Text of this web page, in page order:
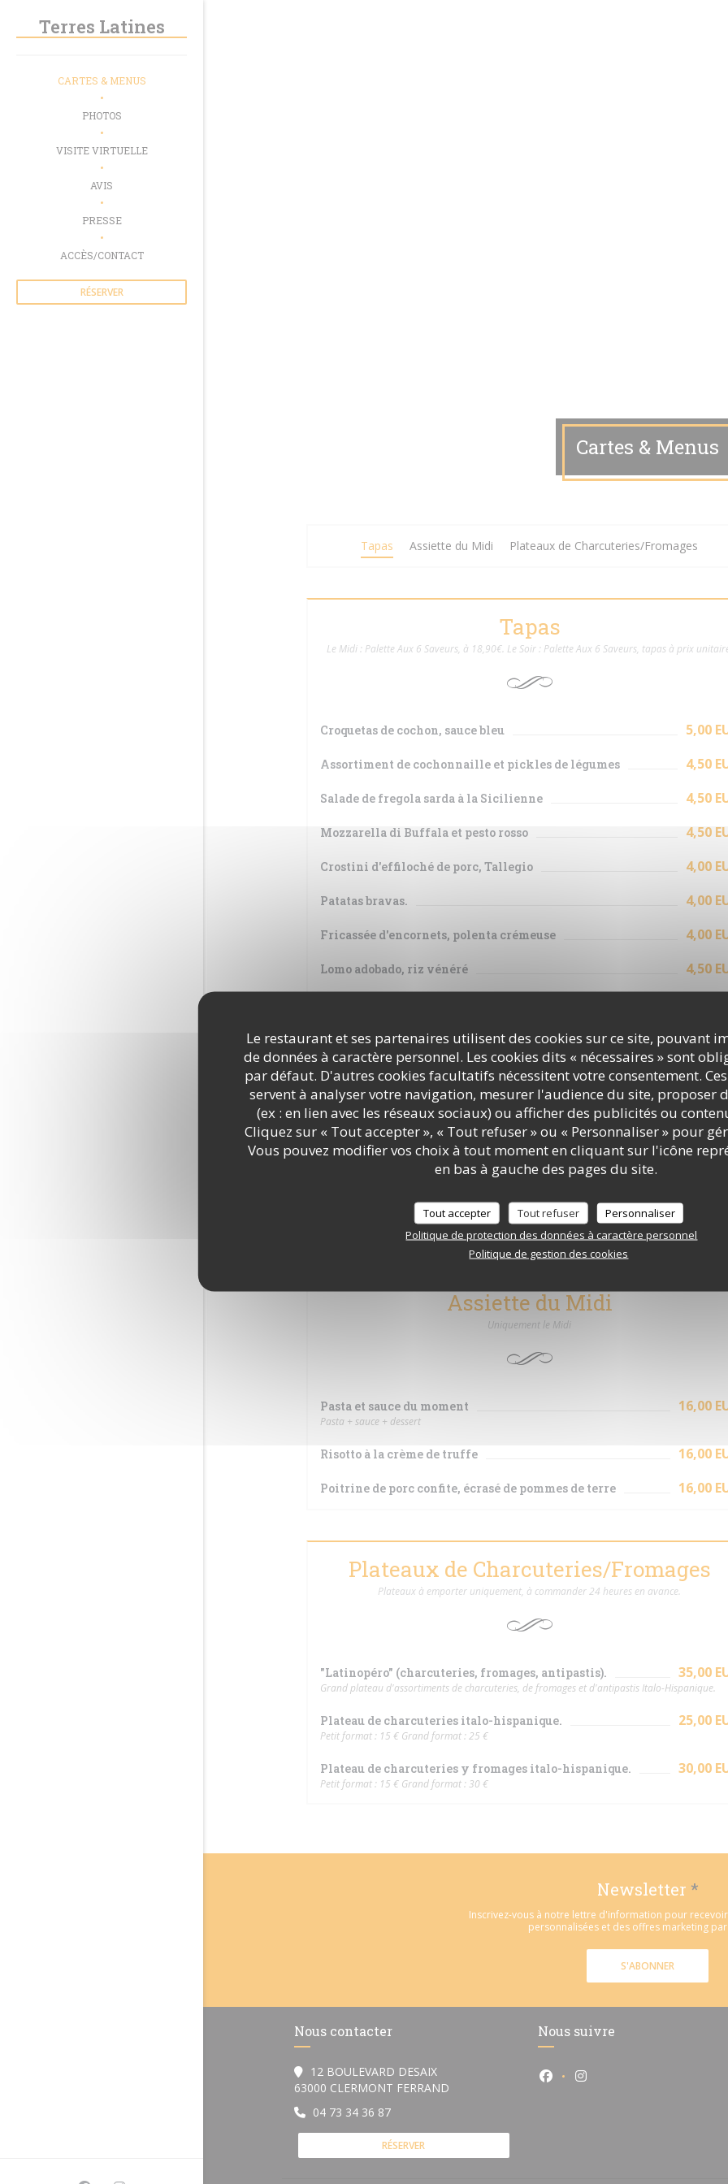
Le restaurant et ses partenaires utilisent des cookies sur ce site, pouvant
de données à caractère personnel. Les cookies dits « nécessaires » sont
par défaut. D'autres cookies facultatifs nécessitent votre consentement.
servent à analyser votre navigation, mesurer l'audience du site, proposer
(ex : en lien avec les réseaux sociaux) ou afficher des publicités ou
Cliquez sur « Tout accepter », « Tout refuser » ou « Personnaliser » pour
Vous pouvez modifier vos choix à tout moment en cliquant sur l'icône
en bas à gauche des pages du site.
Tout accepter Tout refuser
Personnaliser
Politique de protection des données à caractère personnel
Politique de gestion des cookies
Terres Latines
CARTES & MENUS
PHOTOS
VISITE VIRTUELLE
AVIS
PRESSE
ACCÈS/CONTACT
RÉSERVER
Cartes & Menus
Tapas Assiette du Midi Plateaux de Charcuteries/Fromages
Tapas
Le Midi : Palette Aux 6 Saveurs, à 18,90€. Le Soir : Palette Aux 6 Saveurs, tapas à prix
Croquetas de cochon, sauce bleu 5,00
Assortiment de cochonnaille et pickles de légumes 4,50
Salade de fregola sarda à la Sicilienne 4,50
Mozzarella di Buffala et pesto rosso 4,50
Crostini d'effiloché de porc, Tallegio 4,00
Patatas bravas. 4,00
Fricassée d'encornets, polenta crémeuse 4,00
Lomo adobado, riz vénéré 4,50
Risotto de farro tomaté, chorizo, champignons 4,00
Dégustation de fromages italo-hispaniques 4,00
Baba à la liqueur de châtaignes et crème fouettée 4,00
Panna cotta à la vanille et coulis fruité 4,00
Tiramisu della mamma.
Riz au lait caramel au beurre salé
Assiette du Midi
Uniquement le Midi
Pasta et sauce du moment 16,00
Pasta + sauce + dessert
Risotto à la crème de truffe 16,00
Poitrine de porc confite, écrasé de pommes de terre 16,00
Plateaux de Charcuteries/Fromages
Plateaux à emporter uniquement, à commander 24 heures en avance.
"Latinopéro" (charcuteries, fromages, antipastis). 35,00
Grand plateau d'assortiments de charcuteries, de fromages et d'antipastis Italo-Hispanique.
Plateau de charcuteries italo-hispanique. 25,00
Petit format : 15 € Grand format : 25 €
Plateau de charcuteries y fromages italo-hispanique. 30,00
Petit format : 15 € Grand format : 30 €
Newsletter *
Inscrivez-vous à notre lettre d'information pour
personnalisées et des offres marketing
S'ABONNER
Nous contacter
12 BOULEVARD DESAIX
63000 CLERMONT FERRAND ((ouvre une nouvelle fenêtre))
04 73 34 36 87
RÉSERVER
Nous suivre
Facebook ((ouvre une
Instagram ((ouvre une